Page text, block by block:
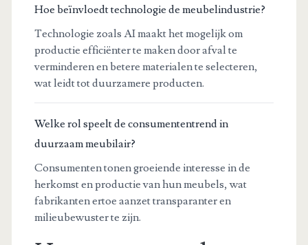
Hoe beïnvloedt technologie de meubelindustrie?
Technologie zoals AI maakt het mogelijk om
productie efficiënter te maken door afval te
verminderen en betere materialen te selecteren,
wat leidt tot duurzamere producten.
Welke rol speelt de consumententrend in
duurzaam meubilair?
Consumenten tonen groeiende interesse in de
herkomst en productie van hun meubels, wat
fabrikanten ertoe aanzet transparanter en
milieubewuster te zijn.